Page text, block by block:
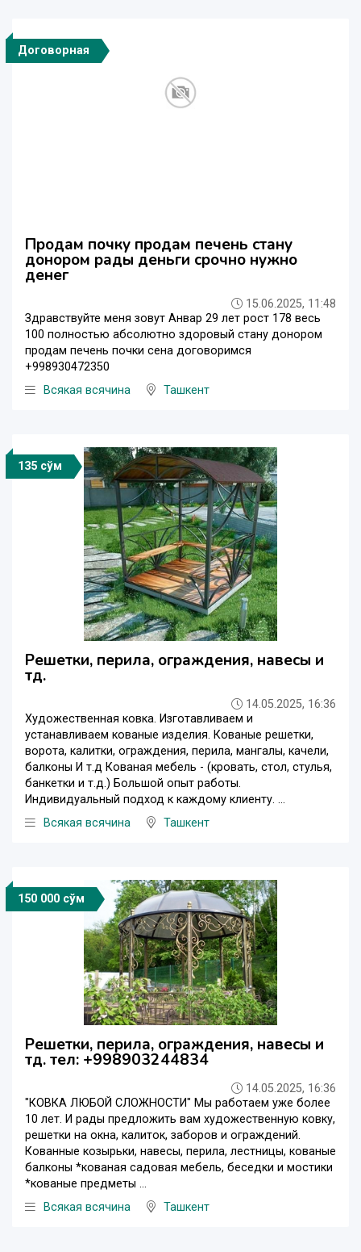
Договорная
Продам почку продам печень стану
донором рады деньги срочно нужно
денег
15.06.2025, 11:48
Здравствуйте меня зовут Анвар 29 лет рост 178 весь
100 полностью абсолютно здоровый стану донором
продам печень почки сена договоримся
+998930472350
Всякая всячина
Ташкент
135 сўм
Решетки, перила, ограждения, навесы и
тд.
14.05.2025, 16:36
Художественная ковка. Изготавливаем и
устанавливаем кованые изделия. Кованые решетки,
ворота, калитки, ограждения, перила, мангалы, качели,
балконы И т.д Кованая мебель - (кровать, стол, стулья,
банкетки и т.д.) Большой опыт работы.
Индивидуальный подход к каждому клиенту. ...
Всякая всячина
Ташкент
150 000 сўм
Решетки, перила, ограждения, навесы и
тд. тел: +998903244834
14.05.2025, 16:36
"КОВКА ЛЮБОЙ СЛОЖНОСТИ" Мы работаем уже более
10 лет. И рады предложить вам художественную ковку,
решетки на окна, калиток, заборов и ограждений.
Кованные козырьки, навесы, перила, лестницы, кованые
балконы *кованая садовая мебель, беседки и мостики
*кованые предметы ...
Всякая всячина
Ташкент